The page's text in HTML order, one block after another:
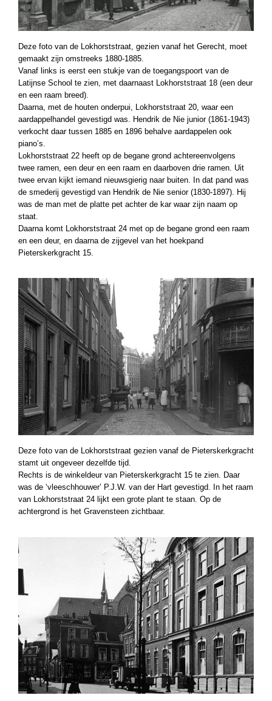
Deze foto van de Lokhorststraat, gezien vanaf het Gerecht, moet
gemaakt zijn omstreeks 1880-1885.
Vanaf links is eerst een stukje van de toegangspoort van de
Latijnse School te zien, met daarnaast Lokhorststraat 18 (een deur
en een raam breed).
Daarna, met de houten onderpui, Lokhorststraat 20, waar een
aardappelhandel gevestigd was. Hendrik de Nie junior (1861-1943)
verkocht daar tussen 1885 en 1896 behalve aardappelen ook
piano’s.
Lokhorststraat 22 heeft op de begane grond achtereenvolgens
twee ramen, een deur en een raam en daarboven drie ramen. Uit
twee ervan kijkt iemand nieuwsgierig naar buiten. In dat pand was
de smederij gevestigd van Hendrik de Nie senior (1830-1897). Hij
was de man met de platte pet achter de kar waar zijn naam op
staat.
Daarna komt Lokhorststraat 24 met op de begane grond een raam
en een deur, en daarna de zijgevel van het hoekpand
Pieterskerkgracht 15.
Deze foto van de Lokhorststraat gezien vanaf de Pieterskerkgracht
stamt uit ongeveer dezelfde tijd.
Rechts is de winkeldeur van Pieterskerkgracht 15 te zien. Daar
was de ‘vleeschhouwer’ P.J.W. van der Hart gevestigd. In het raam
van Lokhorststraat 24 lijkt een grote plant te staan. Op de
achtergrond is het Gravensteen zichtbaar.